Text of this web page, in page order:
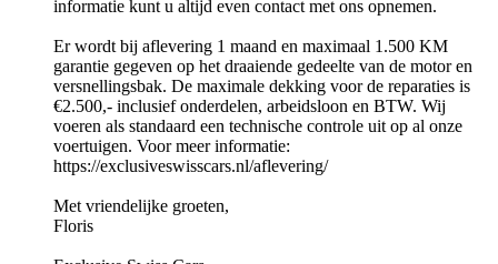
informatie kunt u altijd even contact met ons opnemen.
Er wordt bij aflevering 1 maand en maximaal 1.500 KM
garantie gegeven op het draaiende gedeelte van de motor en
versnellingsbak. De maximale dekking voor de reparaties is
€2.500,- inclusief onderdelen, arbeidsloon en BTW. Wij
voeren als standaard een technische controle uit op al onze
voertuigen. Voor meer informatie:
https://exclusiveswisscars.nl/aflevering/
Met vriendelijke groeten,
Floris